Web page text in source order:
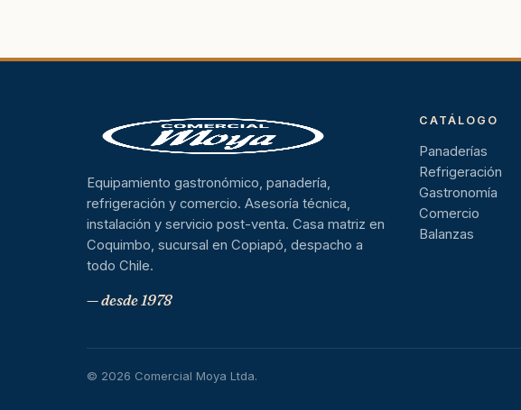
Equipamiento gastronómico, panadería,
refrigeración y comercio. Asesoría técnica,
instalación y servicio post-venta. Casa matriz en
Coquimbo, sucursal en Copiapó, despacho a
todo Chile.
— desde 1978
CATÁLOGO
Panaderías
Refrigeración
Gastronomía
Comercio
Balanzas
© 2026 Comercial Moya Ltda.